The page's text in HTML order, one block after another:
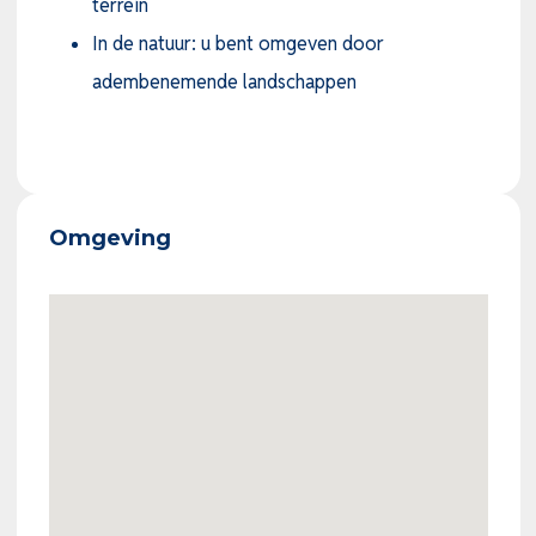
ook een winkel, een binnenspeeltuin, een zwembad
en een splashpark.
ondergaan. Het zal beschikken over een
voetbal. Daarnaast komt er een animatiepodium
terrein
In de natuur: u bent omgeven door
adembenemende landschappen
Omgeving